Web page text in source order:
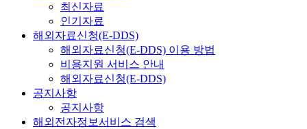
최신자료
인기자료
해외자료신청(E-DDS)
해외자료신청(E-DDS) 이용 방법
비용지원 서비스 안내
해외자료신청(E-DDS)
공지사항
공지사항
해외전자정보서비스 검색